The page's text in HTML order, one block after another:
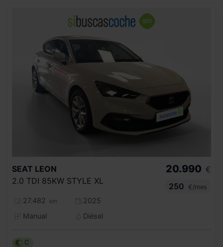
SEAT LEON
2.0 TDI 85KW STYLE XL
27.482 km
2025
Manual
Diésel
20.990 €
250
€/mes
C